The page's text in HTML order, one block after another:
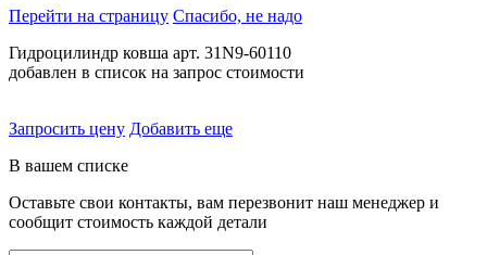
Перейти на страницу Спасибо, не надо
Гидроцилиндр ковша арт. 31N9-60110
добавлен в список на запрос стоимости
Запросить цену Добавить еще
В вашем списке
Оставьте свои контакты, вам перезвонит наш менеджер и
сообщит стоимость каждой детали